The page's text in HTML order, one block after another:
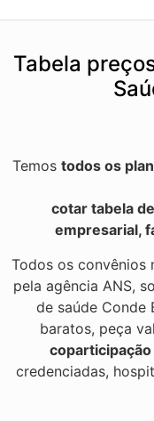
Tabela
Temos todos os
cotar tabela
empresarial,
Todos os convênios
pela agência ANS,
de saúde Conde
baratos, peça
credenciadas,